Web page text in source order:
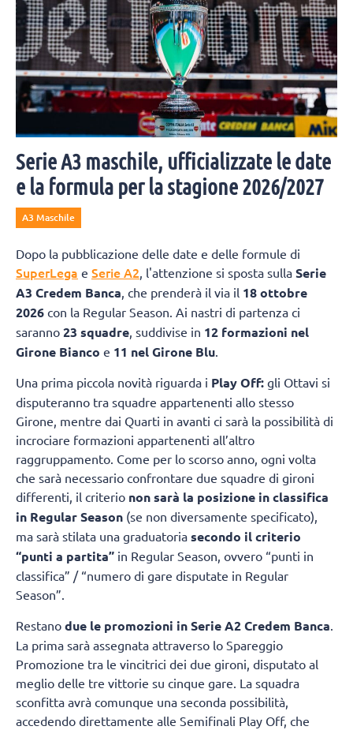
Serie A3 maschile, ufficializzate le date
e la formula per la stagione 2026/2027
A3 Maschile
Dopo la pubblicazione delle date e delle formule di
SuperLega e Serie A2 , l'attenzione si sposta sulla Serie
A3 Credem Banca , che prenderà il via il 18 ottobre
2026 con la Regular Season. Ai nastri di partenza ci
saranno 23 squadre , suddivise in 12 formazioni nel
Girone Bianco e 11 nel Girone Blu
Una prima piccola novità riguarda i Play Off: gli Ottavi si
disputeranno tra squadre appartenenti allo stesso
Girone, mentre dai Quarti in avanti ci sarà la possibilità di
incrociare formazioni appartenenti all’altro
raggruppamento. Come per lo scorso anno, ogni volta
che sarà necessario confrontare due squadre di gironi
differenti, il criterio non sarà la posizione in classifica
in Regular Season (se non diversamente specificato),
ma sarà stilata una graduatoria secondo il criterio
“punti a partita” in Regular Season, ovvero “punti in
classifica” / “numero di gare disputate in Regular
Season”.
Restano due le promozioni in Serie A2 Credem Banca
La prima sarà assegnata attraverso lo Spareggio
Promozione tra le vincitrici dei due gironi, disputato al
meglio delle tre vittorie su cinque gare. La squadra
sconfitta avrà comunque una seconda possibilità,
accedendo direttamente alle Semifinali Play Off, che